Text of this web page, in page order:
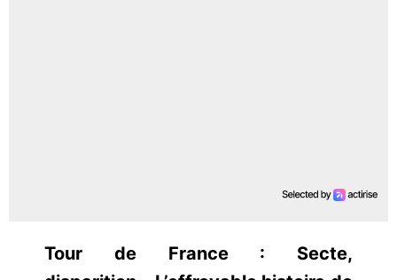
Tour de France : Secte,